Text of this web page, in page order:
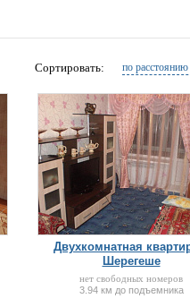
по
Сортировать:
Двухкомнатная
Шерегеше
нет свободных номеров
3.94 км до подъемника